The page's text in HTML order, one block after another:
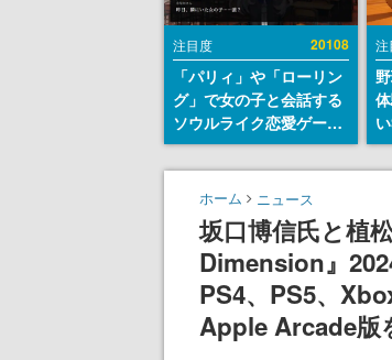
注目度 20108
「パリィ」や「ローリン
グ」で女の子と会話する
ソウルライク恋愛ゲーム
『小早川さんはソウルラ
イク』無料公開。返事に
失敗すると「YOU
DIED」
注
ホーム ニュース
坂口博信氏と植
Dimension』
PS4、PS5、
Apple Arcade版